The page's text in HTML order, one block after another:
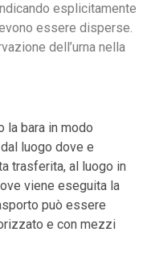
esplicitamente
essere disperse.
dell’urna nella
la bara in modo
luogo dove e
trasferita, al luogo in
viene eseguita la
può essere
e con mezzi